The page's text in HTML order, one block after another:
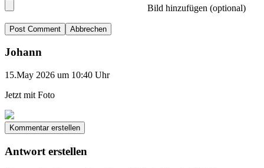
Bild hinzufügen (optional)
Abbrechen
Johann
15.May 2026 um 10:40 Uhr
Jetzt mit Foto
Kommentar erstellen
Antwort erstellen